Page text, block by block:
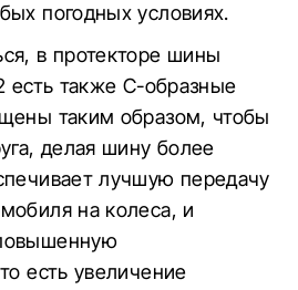
погодных условиях.
в протекторе шины
есть также C-образные
таким образом, чтобы
делая шину более
лучшую передачу
на колеса, и
есть увеличение